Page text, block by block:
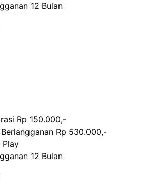
12 Bulan
Rp 150.000,-
Rp 530.000,-
Play
12 Bulan